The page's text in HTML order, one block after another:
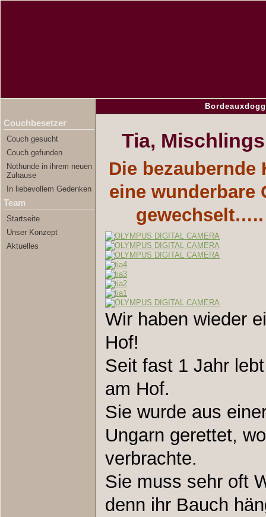
Couchbesetzer
Couch gesucht
Couch gefunden
Nothunde in ihrem neuen
Zuhause
In liebevollem Gedenken
Team
Startseite
Unser Konzept
Aktuelles
Tia,
Die bezaubernde
eine wunderbare
Wir haben wieder
Hof!
Seit fast 1 Jahr
am Hof.
Sie wurde aus
Ungarn gerettet,
verbrachte.
Sie muss sehr oft
denn ihr Bauch